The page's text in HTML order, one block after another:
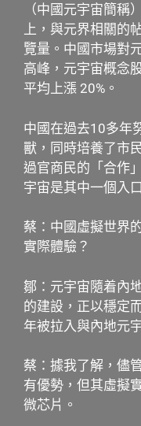
（中國元宇宙簡稱
上，與元界相關的
覽量。中國市場對
高峰，元宇宙概念
平均上漲 20%。
中國在過去10多年
獸，同時培養了市
過官商民的「合作
宇宙是其中一個入
蔡：中國虛擬世界
實際體驗？
鄒：元宇宙隨着內
的建設，正以穩定
年被拉入與內地元
蔡：據我了解，儘
有優勢，但其虛擬
微芯片。